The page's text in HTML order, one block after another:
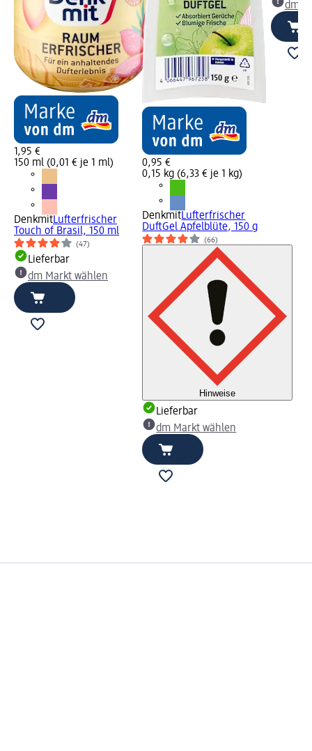
1,95 €
150 ml (0,01 € je 1 ml)
DenkmitLufterfrischer
Touch of Brasil, 150 ml
(47)
Lieferbar
dm Markt wählen
0,95 €
0,15 kg (6,33 € je 1 kg)
DenkmitLufterfrischer
DuftGel Apfelblüte, 150 g
(66)
Hinweise
Lieferbar
dm Markt wählen
dm